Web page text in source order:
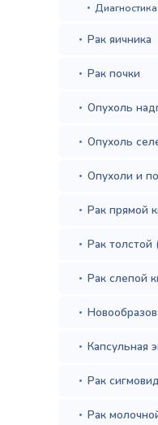
Рак яичника
Рак почки
Опухоль
Опухоль
Опухоли и
Рак прямой
Рак
Рак слепой
Капсульная
Рак
Рак